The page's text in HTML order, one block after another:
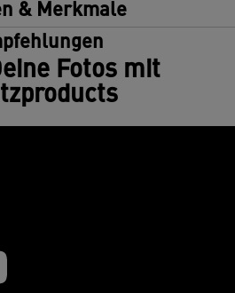
& Merkmale
Fotos mit